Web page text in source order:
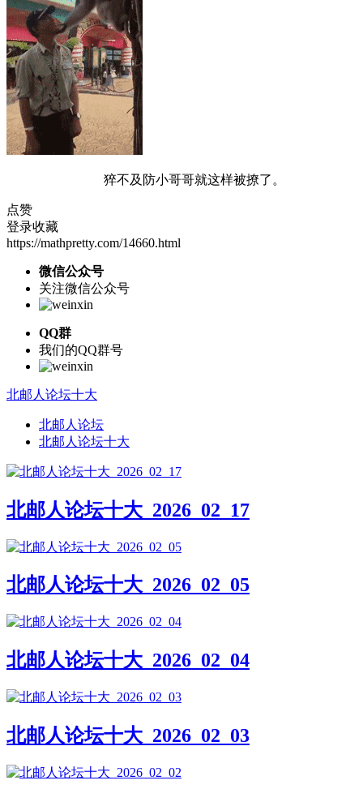
猝不及防小哥哥就这样被撩了。
点赞
登录收藏
https://mathpretty.com/14660.html
微信公众号
关注微信公众号
QQ群
我们的QQ群号
北邮人论坛十大
北邮人论坛
北邮人论坛十大
北邮人论坛十大_2026_02_17
北邮人论坛十大_2026_02_05
北邮人论坛十大_2026_02_04
北邮人论坛十大_2026_02_03